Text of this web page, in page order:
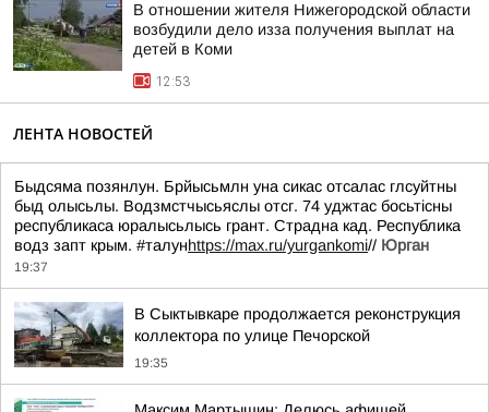
В отношении жителя Нижегородской области
возбудили дело изза получения выплат на
детей в Коми
12:53
ЛЕНТА НОВОСТЕЙ
Быдсяма позянлун. Брйысьмлн уна сикас отсалас глсуйтны
быд олысьлы. Водзмстчысьяслы отсг. 74 уджтас босьтiсны
республикаса юралысьлысь грант. Страдна кад. Республика
водз запт крым. #талунhttps://max.ru/yurgankomi// Юрган
19:37
В Сыктывкаре продолжается реконструкция
коллектора по улице Печорской
19:35